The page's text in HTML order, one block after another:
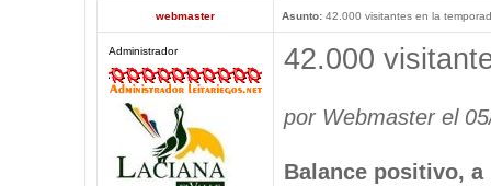
webmaster Asunto:42.000 visitantes en la
Administrador 42.000
por Webmaster el
Balance positivo,